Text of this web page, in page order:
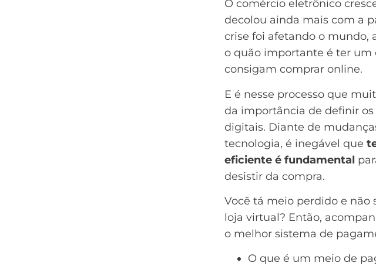
O comércio eletrônico
decolou ainda mais com a
crise foi afetando o mundo,
o quão importante é ter um
consigam comprar online.
E é nesse processo que
da importância de definir
digitais. Diante de
tecnologia, é inegável que
eficiente é fundamental
desistir da compra.
Você tá meio perdido e não
loja virtual? Então,
o melhor sistema de
O que é um meio de